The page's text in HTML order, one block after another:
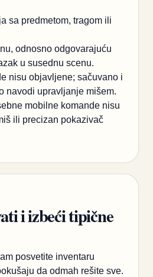
sa predmetom, tragom ili
odnosno odgovarajuću
u susednu scenu.
nisu objavljene; sačuvano i
navodi upravljanje mišem.
mobilne komande nisu
ili precizan pokazivač
i izbeći tipične
posvetite inventaru
da odmah rešite sve.